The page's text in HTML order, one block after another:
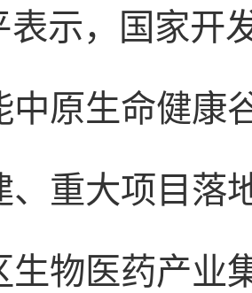
表示，国家开
中原生命健康
、重大项目落
生物医药产业